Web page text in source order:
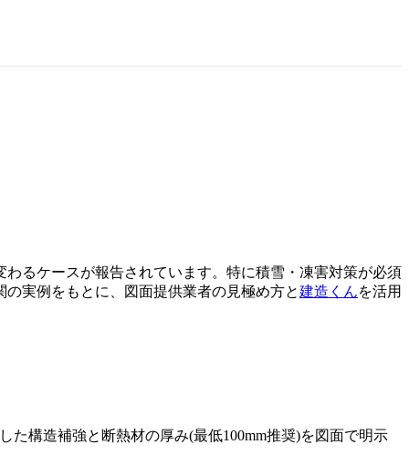
るケースが報告されています。特に積雪・凍害対策が必須
実例をもとに、図面提供業者の見極め方と建造くんを活用
た構造補強と断熱材の厚み(最低100mm推奨)を図面で明示